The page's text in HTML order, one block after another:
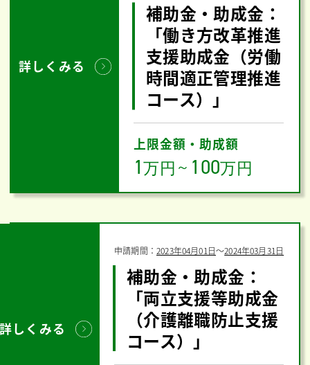
詳しくみる
補助金・助成金：
「働き方改革推進
支援助成金（労働
時間適正管理推進
コース）」
上限金額・助成額
1万円 ～ 100万円
詳しくみる
申請期間：2023年04月01日〜2024年03月31日
補助金・助成金：
「両立支援等助成金
（介護離職防止支援
コース）」